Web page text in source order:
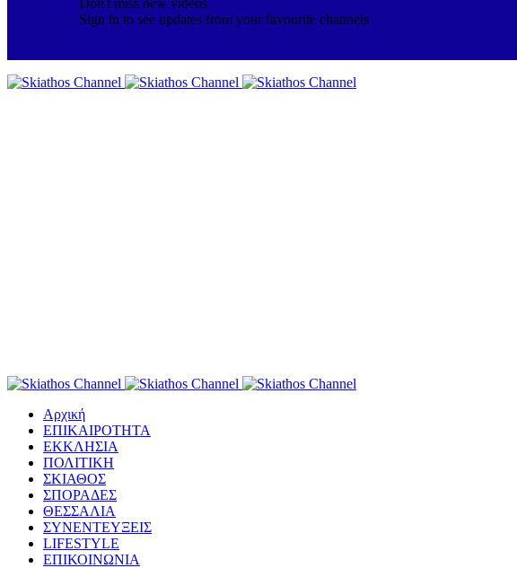
Sign in to see updates from your favourite channels
Αρχική
ΕΠΙΚΑΙΡΟΤΗΤΑ
ΕΚΚΛΗΣΙΑ
ΠΟΛΙΤΙΚΗ
ΣΚΙΑΘΟΣ
ΣΠΟΡΑΔΕΣ
ΘΕΣΣΑΛΙΑ
ΣΥΝΕΝΤΕΥΞΕΙΣ
LIFESTYLE
ΕΠΙΚΟΙΝΩΝΙΑ